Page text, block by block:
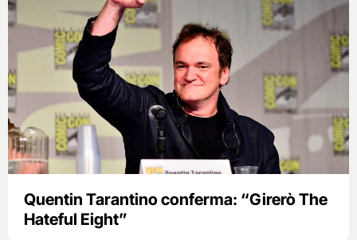
Quentin Tarantino conferma: “Girerò The
Hateful Eight”